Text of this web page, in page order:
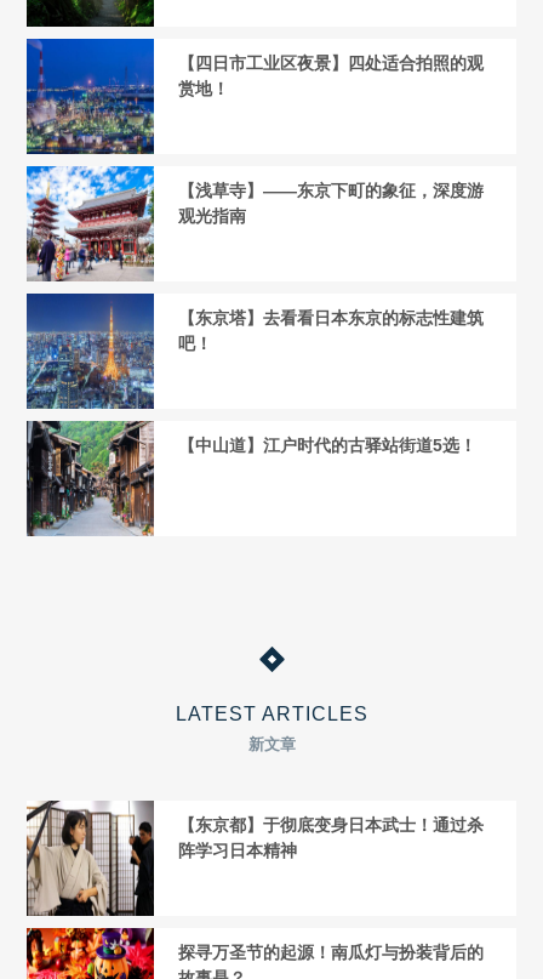
【四日市工业区夜景】四处适合拍照的观
赏地！
【浅草寺】——东京下町的象征，深度游
观光指南
【东京塔】去看看日本东京的标志性建筑
吧！
【中山道】江户时代的古驿站街道5选！
LATEST ARTICLES
新文章
【东京都】于彻底变身日本武士！通过杀
阵学习日本精神
探寻万圣节的起源！南瓜灯与扮装背后的